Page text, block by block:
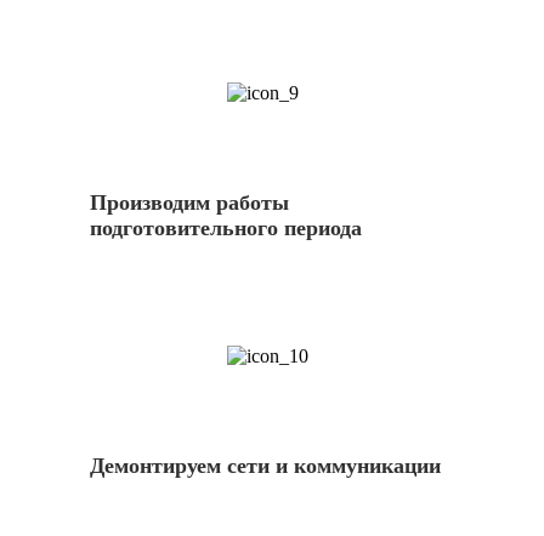
Производим работы
подготовительного периода
Демонтируем сети и коммуникации